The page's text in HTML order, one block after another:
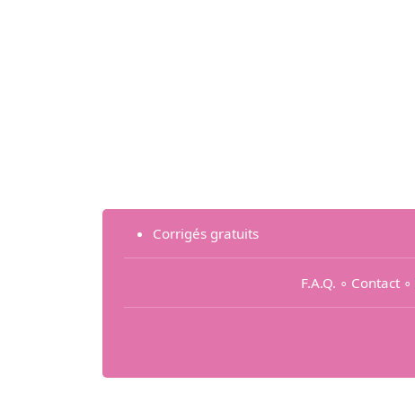
Corrigés gratuits
F.A.Q. ∘ Contact∘